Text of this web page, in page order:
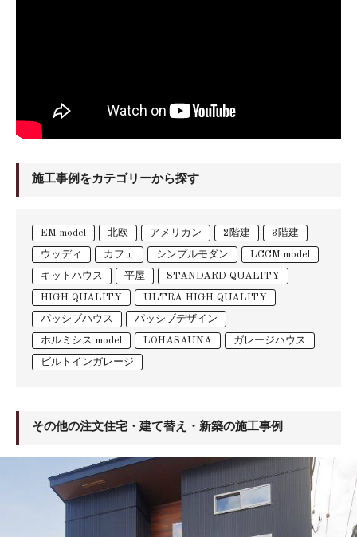
施工事例をカテゴリーから探す
EM model 北欧 アメリカン 2階建 3階建
ウッディ カフェ シンプルモダン LCCM model
キットハウス 平屋 STANDARD QUALITY
HIGH QUALITY ULTRA HIGH QUALITY
パッシブハウス パッシブデザイン
ホルミシス model LOHASAUNA ガレージハウス
ビルトインガレージ
その他の注文住宅・建て替え・新築の施工事例